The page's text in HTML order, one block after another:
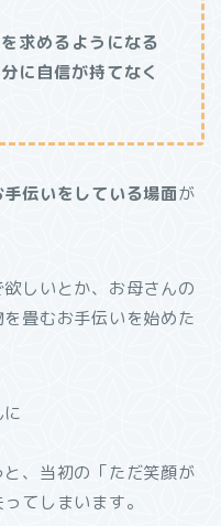
求めるようになる
に自信が持てなく
伝いをしている場面が
しいとか、お母さんの
畳むお手伝いを始めた
、当初の「ただ笑顔が
てしまいます。